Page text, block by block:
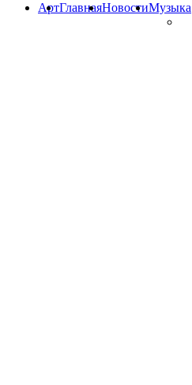
Музыка
Новости
Главная
Арт